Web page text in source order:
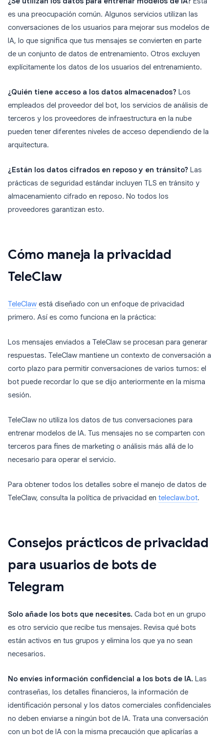
es una preocupación común. Algunos servicios utilizan las
conversaciones de los usuarios para mejorar sus modelos de
IA, lo que significa que tus mensajes se convierten en parte
de un conjunto de datos de entrenamiento. Otros excluyen
explícitamente los datos de los usuarios del entrenamiento.
¿Quién tiene acceso a los datos almacenados? Los
empleados del proveedor del bot, los servicios de análisis de
terceros y los proveedores de infraestructura en la nube
pueden tener diferentes niveles de acceso dependiendo de la
arquitectura.
¿Están los datos cifrados en reposo y en tránsito? Las
prácticas de seguridad estándar incluyen TLS en tránsito y
almacenamiento cifrado en reposo. No todos los
proveedores garantizan esto.
Cómo maneja la privacidad
TeleClaw
TeleClaw está diseñado con un enfoque de privacidad
primero. Así es como funciona en la práctica:
Los mensajes enviados a TeleClaw se procesan para generar
respuestas. TeleClaw mantiene un contexto de conversación a
corto plazo para permitir conversaciones de varios turnos: el
bot puede recordar lo que se dijo anteriormente en la misma
sesión.
TeleClaw no utiliza los datos de tus conversaciones para
entrenar modelos de IA. Tus mensajes no se comparten con
terceros para fines de marketing o análisis más allá de lo
necesario para operar el servicio.
Para obtener todos los detalles sobre el manejo de datos de
TeleClaw, consulta la política de privacidad en teleclaw.bot.
Consejos prácticos de privacidad
para usuarios de bots de
Telegram
Solo añade los bots que necesites. Cada bot en un grupo
es otro servicio que recibe tus mensajes. Revisa qué bots
están activos en tus grupos y elimina los que ya no sean
necesarios.
No envíes información confidencial a los bots de IA. Las
contraseñas, los detalles financieros, la información de
identificación personal y los datos comerciales confidenciales
no deben enviarse a ningún bot de IA. Trata una conversación
con un bot de IA con la misma precaución que aplicarías a